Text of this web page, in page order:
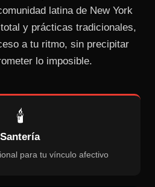
latina de New York
y prácticas tradicionales,
a tu ritmo, sin precipitar
lo imposible.
🕯️
Santería
para tu vínculo afectivo